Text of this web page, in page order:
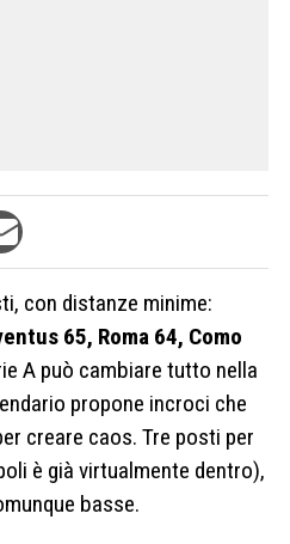
con distanze minime:
65, Roma 64, Como
A può cambiare tutto nella
propone incroci che
creare caos. Tre posti per
è già virtualmente dentro),
basse.